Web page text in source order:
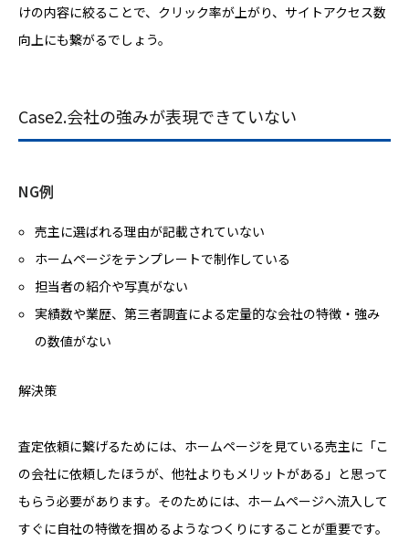
けの内容に絞ることで、クリック率が上がり、サイトアクセス数
向上にも繋がるでしょう。
Case2.会社の強みが表現できていない
NG例
売主に選ばれる理由が記載されていない
ホームページをテンプレートで制作している
担当者の紹介や写真がない
実績数や業歴、第三者調査による定量的な会社の特徴・強み
の数値がない
解決策
査定依頼に繋げるためには、ホームページを見ている売主に「こ
の会社に依頼したほうが、他社よりもメリットがある」と思って
もらう必要があります。そのためには、ホームページへ流入して
すぐに自社の特徴を掴めるようなつくりにすることが重要です。